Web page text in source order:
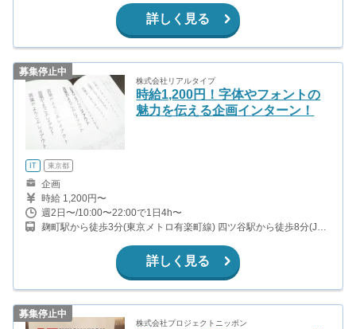
詳しく見る
募集停止中
株式会社リアルタイプ
時給1,200円！字体やフォントの
魅力を伝える企画インターン！
IT 東京都
企画
時給 1,200円〜
週2日〜/10:00〜22:00で1日4h〜
麹町駅から徒歩3分(東京メトロ有楽町線) 四ツ谷駅から徒歩8分(JR
詳しく見る
募集停止中
株式会社プロジェクトニッポン